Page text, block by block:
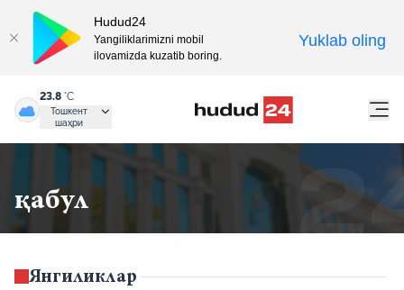
23.8 °C
Тошкент
шаҳри
қабул
Янгиликлар
Hudud24
Yangiliklarimizni mobil
ilovamizda kuzatib boring.
Yuklab oling